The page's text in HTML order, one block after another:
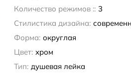
Количество режимов :: 3
Стилистика дизайна:
Форма: округлая
Цвет: хром
Тип: душевая лейка